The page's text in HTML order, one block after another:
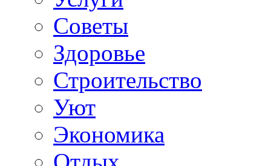
Советы
Здоровье
Строительство
Уют
Экономика